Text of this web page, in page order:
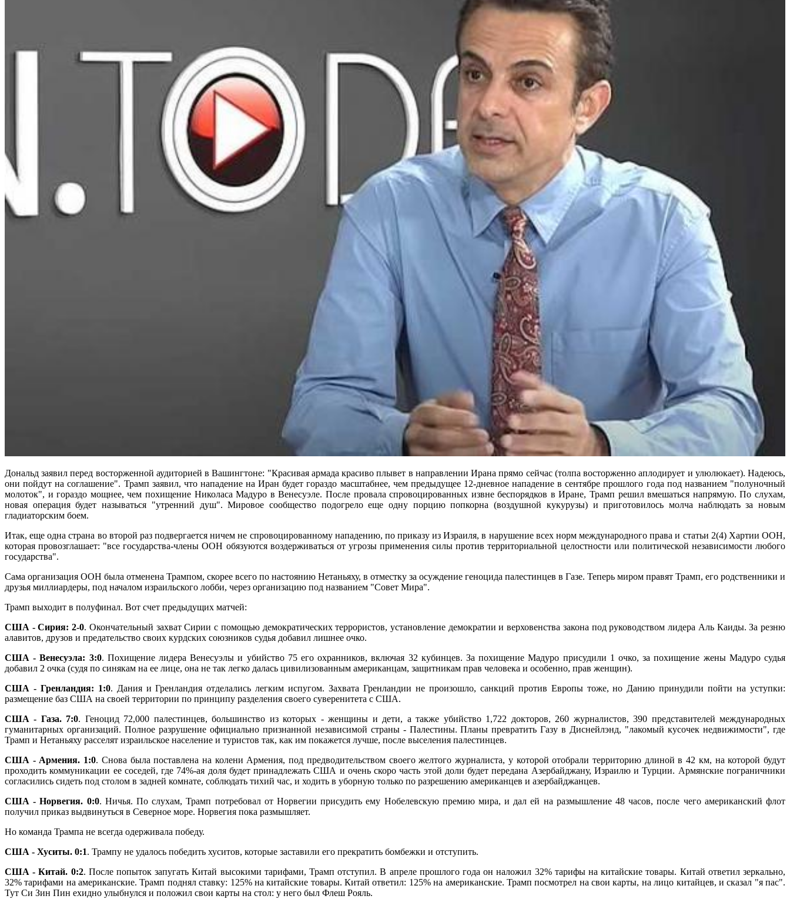
Дональд заявил перед восторженной аудиторией в Вашингтоне: "Красивая армада красиво плывет в направлении Ирана прямо сейчас (толпа восторженно аплодирует и улюлюкает). Надеюсь,
они пойдут на соглашение". Трамп заявил, что нападение на Иран будет гораздо масштабнее, чем предыдущее 12-дневное нападение в сентябре прошлого года под названием "полуночный
молоток", и гораздо мощнее, чем похищение Николаса Мадуро в Венесуэле. После провала спровоцированных извне беспорядков в Иране, Трамп решил вмешаться напрямую. По слухам,
новая операция будет называться "утренний душ". Мировое сообщество подогрело еще одну порцию попкорна (воздушной кукурузы) и приготовилось молча наблюдать за новым
гладиаторским боем.
Итак, еще одна страна во второй раз подвергается ничем не спровоцированному нападению, по приказу из Израиля, в нарушение всех норм международного права и статьи 2(4) Хартии ООН,
которая провозглашает: "все государства-члены ООН обязуются воздерживаться от угрозы применения силы против территориальной целостности или политической независимости любого
государства".
Сама организация ООН была отменена Трампом, скорее всего по настоянию Нетаньяху, в отместку за осуждение геноцида палестинцев в Газе. Теперь миром правят Трамп, его родственники и
друзья миллиардеры, под началом израильского лобби, через организацию под названием "Совет Мира".
Трамп выходит в полуфинал. Вот счет предыдущих матчей:
США - Сирия: 2-0. Окончательный захват Сирии с помощью демократических террористов, установление демократии и верховенства закона под руководством лидера Аль Каиды. За резню
алавитов, друзов и предательство своих курдских союзников судья добавил лишнее очко.
США - Венесуэла: 3:0. Похищение лидера Венесуэлы и убийство 75 его охранников, включая 32 кубинцев. За похищение Мадуро присудили 1 очко, за похищение жены Мадуро судья
добавил 2 очка (судя по синякам на ее лице, она не так легко далась цивилизованным американцам, защитникам прав человека и особенно, прав женщин).
США - Гренландия: 1:0. Дания и Гренландия отделались легким испугом. Захвата Гренландии не произошло, санкций против Европы тоже, но Данию принудили пойти на уступки:
размещение баз США на своей территории по принципу разделения своего суверенитета с США.
США - Газа. 7:0. Геноцид 72,000 палестинцев, большинство из которых - женщины и дети, а также убийство 1,722 докторов, 260 журналистов, 390 представителей международных
гуманитарных организаций. Полное разрушение официально признанной независимой страны - Палестины. Планы превратить Газу в Диснейлэнд, "лакомый кусочек недвижимости", где
Трамп и Нетаньяху расселят израильское население и туристов так, как им покажется лучше, после выселения палестинцев.
США - Армения. 1:0. Снова была поставлена на колени Армения, под предводительством своего желтого журналиста, у которой отобрали территорию длиной в 42 км, на которой будут
проходить коммуникации ее соседей, где 74%-ая доля будет принадлежать США и очень скоро часть этой доли будет передана Азербайджану, Израилю и Турции. Армянские пограничники
согласились сидеть под столом в задней комнате, соблюдать тихий час, и ходить в уборную только по разрешению американцев и азербайджанцев.
США - Норвегия. 0:0. Ничья. По слухам, Трамп потребовал от Норвегии присудить ему Нобелевскую премию мира, и дал ей на размышление 48 часов, после чего американский флот
получил приказ выдвинуться в Северное море. Норвегия пока размышляет.
Но команда Трампа не всегда одерживала победу.
США - Хуситы. 0:1. Трампу не удалось победить хуситов, которые заставили его прекратить бомбежки и отступить.
США - Китай. 0:2. После попыток запугать Китай высокими тарифами, Трамп отступил. В апреле прошлого года он наложил 32% тарифы на китайские товары. Китай ответил зеркально,
32% тарифами на американские. Трамп поднял ставку: 125% на китайские товары. Китай ответил: 125% на американские. Трамп посмотрел на свои карты, на лицо китайцев, и сказал "я пас".
Тут Си Зин Пин ехидно улыбнулся и положил свои карты на стол: у него был Флеш Рояль.